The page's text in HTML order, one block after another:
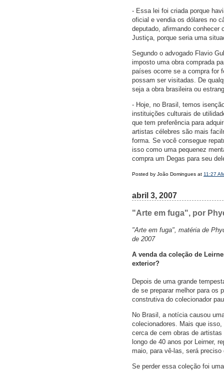
- Essa lei foi criada porque
oficial e vendia os dólares no
deputado, afirmando conhecer
Justiça, porque seria uma
Segundo o advogado Flavio
imposto uma obra comprada
países ocorre se a compra for
possam ser visitadas. De
seja a obra brasileira ou
- Hoje, no Brasil, temos
instituições culturais de
que tem preferência para
artistas célebres são mais
forma. Se você consegue
isso como uma pequenez
compra um Degas para seu
Posted by João Domingues at 11:27
abril 3, 2007
"Arte em fuga", por
"Arte em fuga", matéria de
de 2007
A venda da coleção de
exterior?
Depois de uma grande
de se preparar melhor para os
construtiva do colecionador
No Brasil, a notícia causou
colecionadores. Mais que
cerca de cem obras de
longo de 40 anos por Leirner,
maio, para vê-las, será
Se perder essa coleção foi